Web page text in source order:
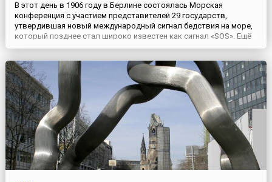
В этот день в 1906 году в Берлине состоялась Морская
конференция с участием представителей 29 государств,
утвердившая новый международный сигнал бедствия на море,
который позднее стал широко известен как сигнал «SOS». Ещё
до изобретения в начале 1890-х радио, на морских судах уже
аудиосигналов бедствия. Для этого использовались такие
средства связи ...